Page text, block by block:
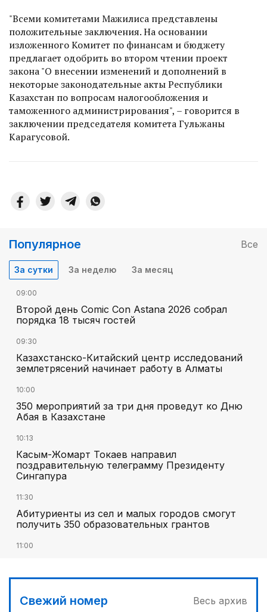
"Всеми комитетами Мажилиса представлены
положительные заключения. На основании
изложенного Комитет по финансам и бюджету
предлагает одобрить во втором чтении проект
закона "О внесении изменений и дополнений в
некоторые законодательные акты Республики
Казахстан по вопросам налогообложения и
таможенного администрирования", – говорится в
заключении председателя комитета Гульжаны
Карагусовой.
Популярное Все
За сутки За неделю За месяц
09:00
Второй день Comic Con Astana 2026 собрал
порядка 18 тысяч гостей
09:30
Казахстанско-Китайский центр исследований
землетрясений начинает работу в Алматы
10:00
350 мероприятий за три дня проведут ко Дню
Абая в Казахстане
10:13
Касым-Жомарт Токаев направил
поздравительную телеграмму Президенту
Сингапура
11:30
Абитуриенты из сел и малых городов смогут
получить 350 образовательных грантов
11:00
Свежий номер Весь архив